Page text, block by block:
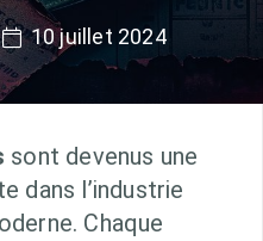
10 juillet 2024
sont devenus une
dans l’industrie
Chaque